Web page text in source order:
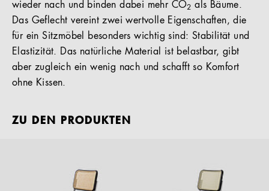
wieder nach und binden dabei mehr CO2 als Bäume.
Das Geflecht vereint zwei wertvolle Eigenschaften, die
für ein Sitzmöbel besonders wichtig sind: Stabilität und
Elastizität. Das natürliche Material ist belastbar, gibt
aber zugleich ein wenig nach und schafft so Komfort
ohne Kissen.
ZU DEN PRODUKTEN